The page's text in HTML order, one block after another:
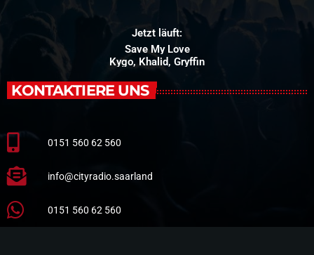
Jetzt läuft:
Save My Love
Kygo, Khalid, Gryffin
KONTAKTIERE UNS
0151 560 62 560
info@cityradio.saarland
0151 560 62 560